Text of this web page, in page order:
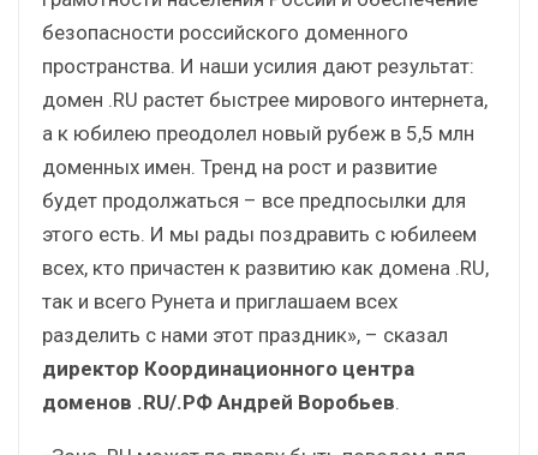
безопасности российского доменного
пространства. И наши усилия дают результат:
домен .RU растет быстрее мирового интернета,
а к юбилею преодолел новый рубеж в 5,5 млн
доменных имен. Тренд на рост и развитие
будет продолжаться – все предпосылки для
этого есть. И мы рады поздравить с юбилеем
всех, кто причастен к развитию как домена .RU,
так и всего Рунета и приглашаем всех
разделить с нами этот праздник», – сказал
директор Координационного центра
доменов .RU/.РФ Андрей Воробьев.